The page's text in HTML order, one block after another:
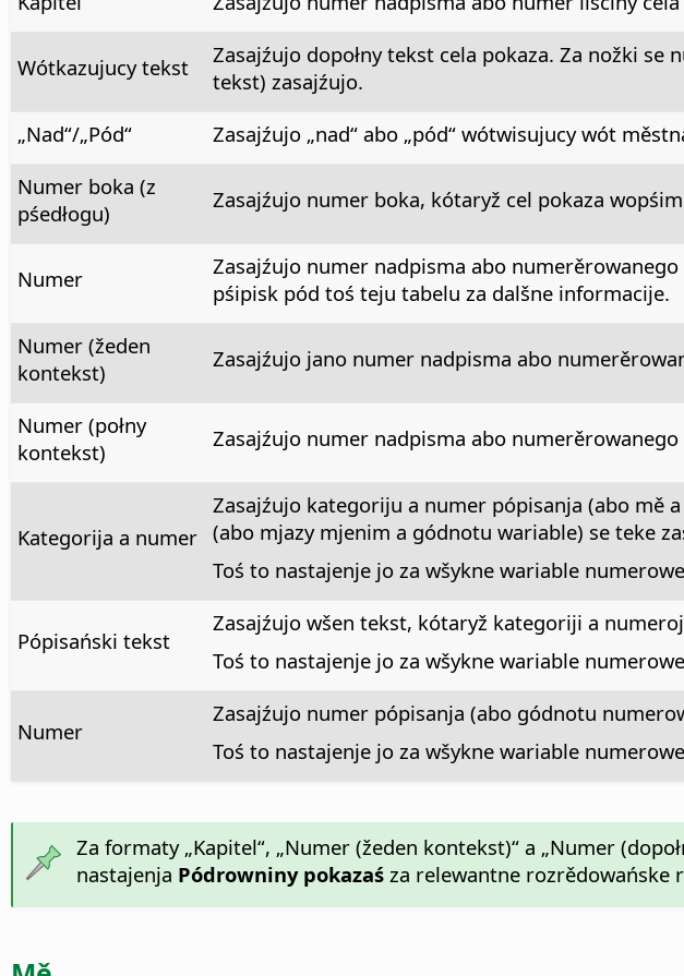
Wótkazujucy tekst
Zasajźujo dopołny tekst cela pokaza. Za nožki
tekst) zasajźujo.
„Nad“/„Pód“
Zasajźujo „nad“ abo „pód“ wótwisujucy wót
Numer boka (z
pśedłogu)
Zasajźujo numer boka, kótaryž cel pokaza
Numer
Zasajźujo numer nadpisma abo
pśipisk pód toś teju tabelu za dalšne informacije.
Numer (žeden
kontekst)
Zasajźujo jano numer nadpisma abo
Numer (połny
kontekst)
Zasajźujo numer nadpisma abo
Kategorija a numer
Zasajźujo kategoriju a numer pópisanja (abo mě
(abo mjazy mjenim a gódnotu wariable) se teke
Toś to nastajenje jo za wšykne wariable
Pópisański tekst
Zasajźujo wšen tekst, kótaryž kategoriji a
Toś to nastajenje jo za wšykne wariable
Numer
Zasajźujo numer pópisanja (abo gódnotu
Toś to nastajenje jo za wšykne wariable
Za formaty „Kapitel“, „Numer (žeden kontekst)“ a „Numer
nastajenja Pódrowniny pokazaśza relewantne rozrědowańske